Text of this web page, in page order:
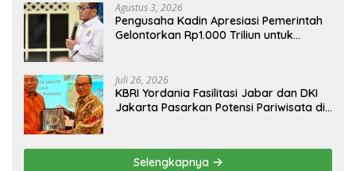
Agustus 3, 2026
Pengusaha Kadin Apresiasi Pemerintah
Gelontorkan Rp1.000 Triliun untuk
Juli 26, 2026
KBRI Yordania Fasilitasi Jabar dan DKI
Jakarta Pasarkan Potensi Pariwisata di
Selengkapnya